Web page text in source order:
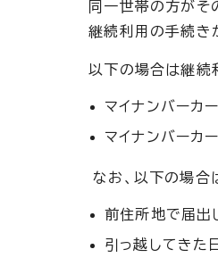
同一世帯の方がそ
継続利用の手続き
以下の場合は継続
マイナンバーカ
マイナンバーカ
なお、以下の場合
前住所地で届出
引っ越してきた